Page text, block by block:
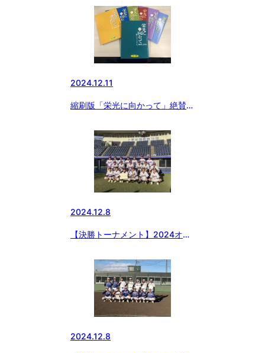
2024.12.11
縮刷版「栄光に向かって」絶賛発
2024.12.8
【決勝トーナメント】2024オー
馬県支部大会
2024.12.8